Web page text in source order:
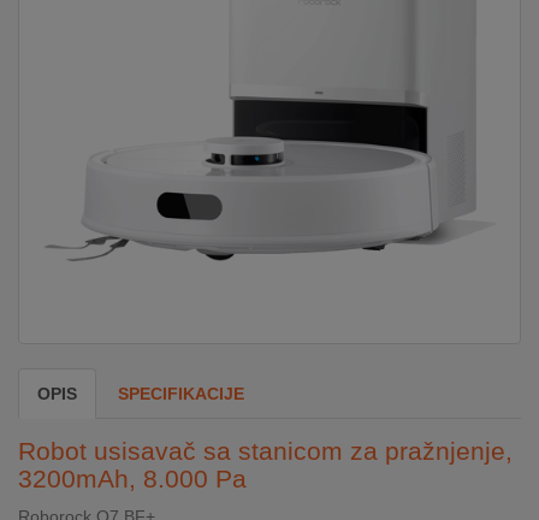
SECURITY
OPIS SPECIFIKACIJE
Robot usisavač sa stanicom za pražnjenje,
3200mAh, 8.000 Pa